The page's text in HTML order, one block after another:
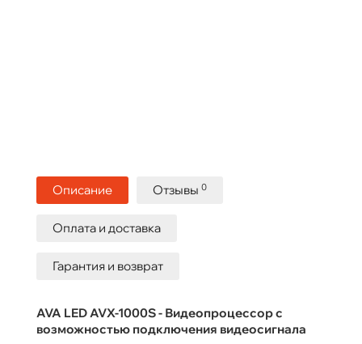
Описание Отзывы 0
Оплата и доставка
Гарантия и возврат
AVA LED AVX-1000S - Видеопроцессор с
возможностью подключения видеосигнала